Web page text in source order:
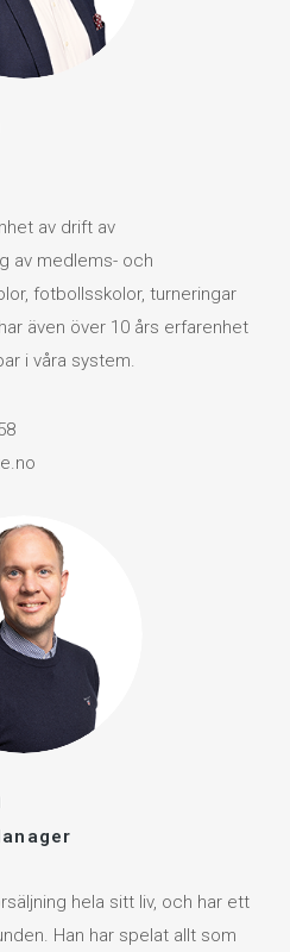
av drift av
av medlems- och
fotbollsskolor, turneringar
även över 10 års erfarenhet
i våra system.
hela sitt liv, och har ett
Han har spelat allt som